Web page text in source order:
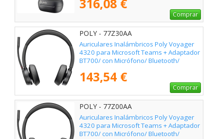
316,08 €
Comprar
POLY - 77Z30AA
Auriculares Inalámbricos Poly Voyager
4320 para Microsoft Teams + Adaptador
BT700/ con Micrófono/ Bluetooth/
143,54 €
Comprar
POLY - 77Z00AA
Auriculares Inalámbricos Poly Voyager
4320 para Microsoft Teams + Adaptador
BT700/ con Micrófono/ Bluetooth/